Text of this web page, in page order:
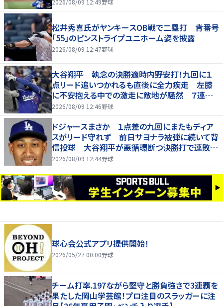
2026/08/09 12:49野球
松井秀喜氏がヤンキースOB戦で二塁打 背番号
「55」のピンストライプユニホーム姿を披露
2026/08/09 12:47野球
大谷翔平 執念の決勝適時内野安打！九回に１
点リード追いつかれるも直後に全力疾走 左膝
に不安抱える中での激走に敵地が騒然 ７連敗
脱出
2026/08/09 12:46野球
ドジャースまさか １点差の九回にまたもディア
スがリード守れず 前日サヨナラ被弾に続いて背
信投球 大谷翔平が悪循環断つ決勝打で連敗は
７でストップ
2026/08/09 12:44野球
球心会公式アプリ提供開始！
2026/05/27 00:00野球
チーム打率.197ながら堅守と勝負強さで3連覇を
果たした岡山学芸館！プロ注目のスラッガーに注